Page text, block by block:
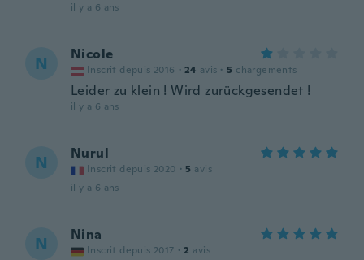
il y a 6 ans
N Nicole
Inscrit depuis 2016 · 24 avis · 5 chargements
Leider zu klein ! Wird zurückgesendet !
il y a 6 ans
N Nurul
Inscrit depuis 2020 · 5 avis
il y a 6 ans
N Nina
Inscrit depuis 2017 · 2 avis